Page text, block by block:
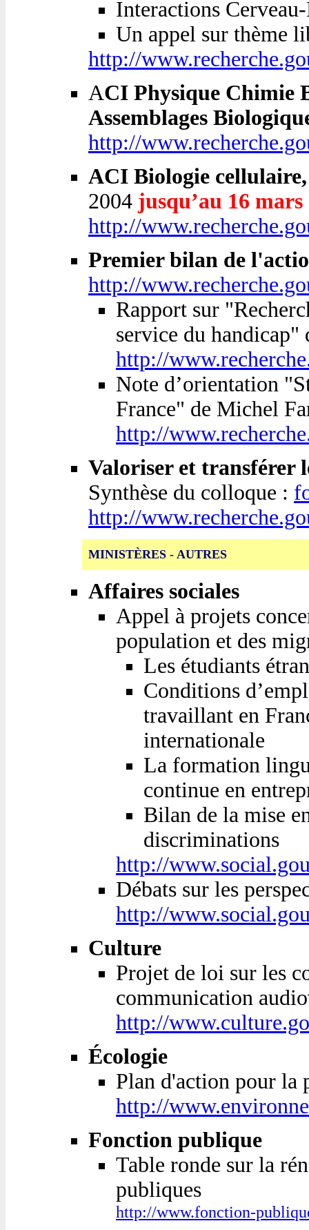
Interactions
Un appel sur thème
http://
ACI Physique Chimie
Assemblages
http://
ACI Biologie
2004 jusqu’au 16 mars
http://
Premier bilan de
http://
Rapport sur
service du
http://
Note d’orientation
France" de Michel
http://
Valoriser et transférer
Synthèse du colloque :
http://
MINISTÈRES - AUTRES
Affaires sociales
Appel à projets
population et des
Les étudiants
Conditions
travaillant en
internationale
La formation
continue en
Bilan de la mise
discriminations
http://
Débats sur les
http://
Culture
Projet de loi sur les
communication
http://
Écologie
Plan d'action pour la
http://
Fonction publique
Table ronde sur la
publiques
http://www.fonction-